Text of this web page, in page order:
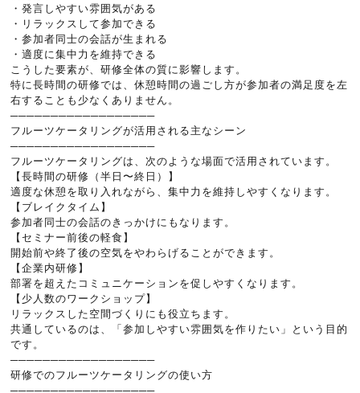
・発言しやすい雰囲気がある
・リラックスして参加できる
・参加者同士の会話が生まれる
・適度に集中力を維持できる
こうした要素が、研修全体の質に影響します。
特に長時間の研修では、休憩時間の過ごし方が参加者の満足度を左
右することも少なくありません。
──────────────────
フルーツケータリングが活用される主なシーン
──────────────────
フルーツケータリングは、次のような場面で活用されています。
【長時間の研修（半日〜終日）】
適度な休憩を取り入れながら、集中力を維持しやすくなります。
【ブレイクタイム】
参加者同士の会話のきっかけにもなります。
【セミナー前後の軽食】
開始前や終了後の空気をやわらげることができます。
【企業内研修】
部署を超えたコミュニケーションを促しやすくなります。
【少人数のワークショップ】
リラックスした空間づくりにも役立ちます。
共通しているのは、「参加しやすい雰囲気を作りたい」という目的
です。
──────────────────
研修でのフルーツケータリングの使い方
──────────────────